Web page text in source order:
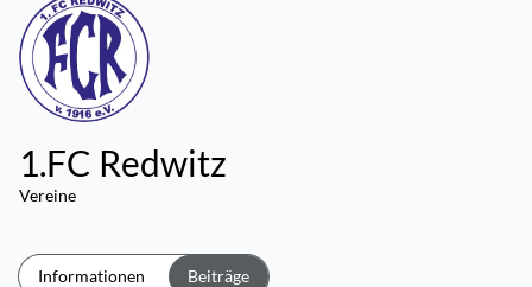
1.FC Redwitz
Vereine
Informationen Beiträge